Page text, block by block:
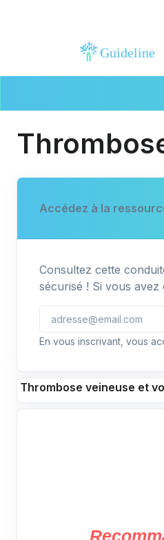
Accédez à la
Consultez cette
sécurisé ! Si vous
En vous inscrivant, vous
Thrombose veineuse et